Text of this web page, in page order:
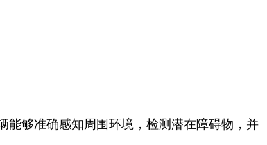
能够准确感知周围环境，检测潜在障碍物，并